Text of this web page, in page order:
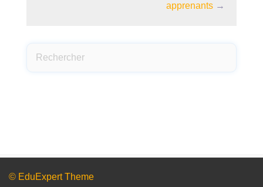
apprenants →
© EduExpert Theme